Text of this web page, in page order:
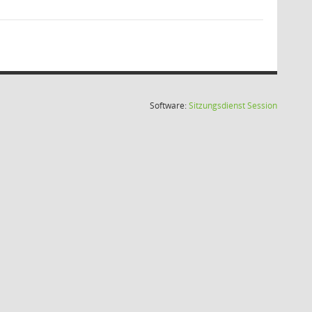
Software:SitzungsdienstSession(Wird in